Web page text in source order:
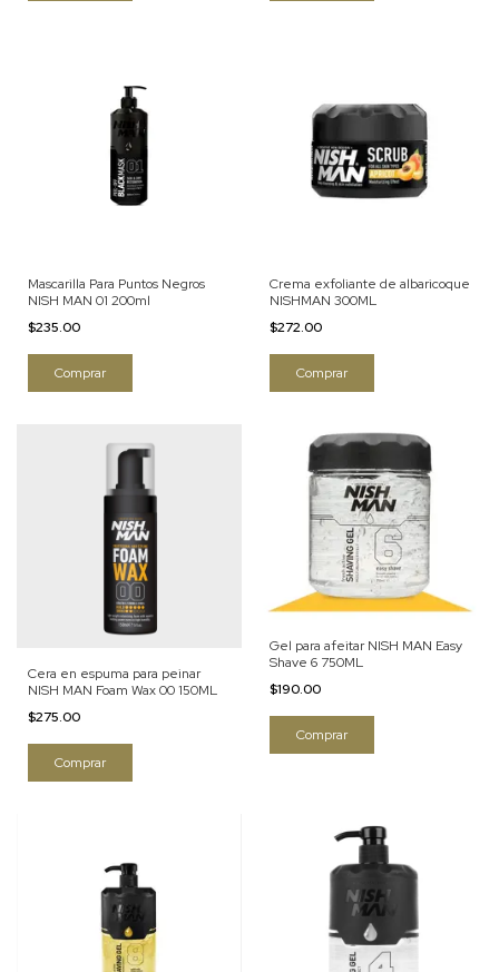
Mascarilla Para Puntos Negros
NISH MAN 01 200ml
$235.00
Crema exfoliante de albaricoque
NISHMAN 300ML
$272.00
Cera en espuma para peinar
NISH MAN Foam Wax 00 150ML
$275.00
Gel para afeitar NISH MAN Easy
Shave 6 750ML
$190.00